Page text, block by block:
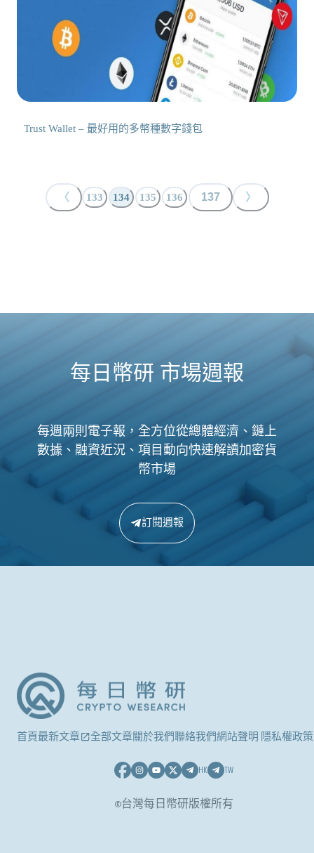
Trust Wallet – 最好用的多幣種數字錢包
〈 133 134 135 136 137 〉
每日幣研 市場週報
每週兩則電子報，全方位從總體經濟、鏈上
數據、融資近況、項目動向快速解讀加密貨
幣市場
訂閱週報
首頁最新文章 全部文章關於我們聯絡我們網站聲明 隱私權政策
HK TW
©台灣每日幣研版權所有